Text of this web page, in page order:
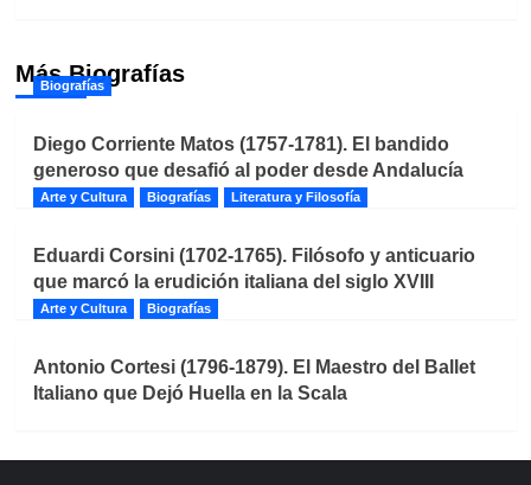
Más Biografías
Biografías
Diego Corriente Matos (1757-1781). El bandido
generoso que desafió al poder desde Andalucía
Arte y Cultura Biografías Literatura y Filosofía
Eduardi Corsini (1702-1765). Filósofo y anticuario
que marcó la erudición italiana del siglo XVIII
Arte y Cultura Biografías
Antonio Cortesi (1796-1879). El Maestro del Ballet
Italiano que Dejó Huella en la Scala